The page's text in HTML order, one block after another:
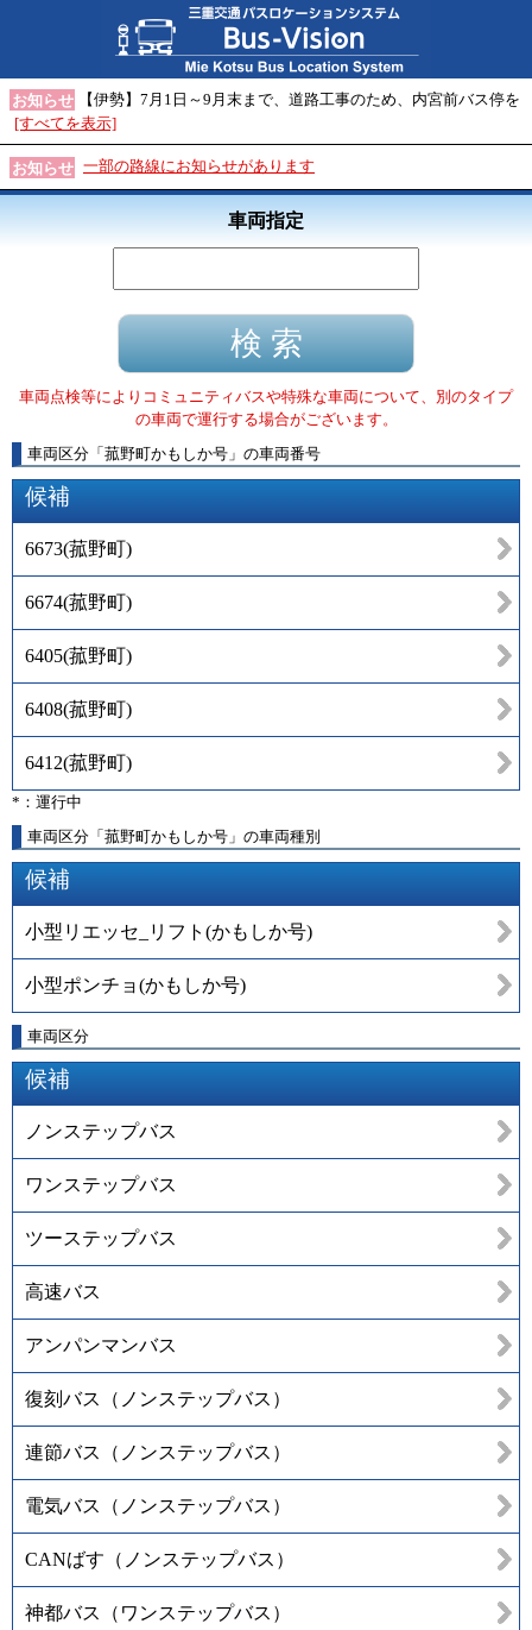
お知らせ
【伊勢】7月1日～9月末まで、道路工事のため、内宮前バス停を
[すべてを表示]
お知らせ 一部の路線にお知らせがあります
車両指定
車両点検等によりコミュニティバスや特殊な車両について、別のタイプ
の車両で運行する場合がございます。
車両区分 「 菰野町かもしか号 」 の車両番号
候補
6673(菰野町)
6674(菰野町)
6405(菰野町)
6408(菰野町)
6412(菰野町)
*：運行中
車両区分「菰野町かもしか号」の車両種別
候補
小型リエッセ_リフト(かもしか号)
小型ポンチョ(かもしか号)
車両区分
候補
ノンステップバス
ワンステップバス
ツーステップバス
高速バス
アンパンマンバス
復刻バス（ノンステップバス）
連節バス（ノンステップバス）
電気バス（ノンステップバス）
CANばす（ノンステップバス）
神都バス（ワンステップバス）